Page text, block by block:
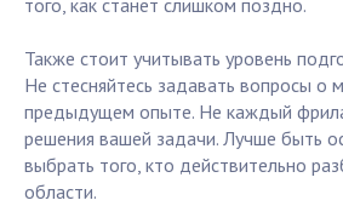
того, как станет слишком поздно.
Также стоит учитывать уровень
Не стесняйтесь задавать вопросы о
предыдущем опыте. Не каждый
решения вашей задачи. Лучше быть
выбрать того, кто действительно
области.